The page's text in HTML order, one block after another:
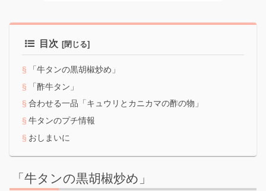
目次
「牛タンの黒胡椒炒め」
「酢牛タン」
合わせる一品「キュウリとカニカマの酢の物」
牛タンのプチ情報
おしまいに
「牛タンの黒胡椒炒め」